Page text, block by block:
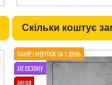
Скільки коштує